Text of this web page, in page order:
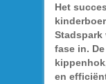
Het
Stadspark
fase in.
en